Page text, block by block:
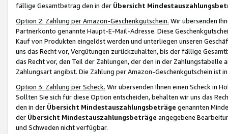
fällige Gesamtbetrag den in der Übersicht
Option 2: Zahlung per Amazon-Geschenkgutschein. Wir übersenden
Partnerkonto genannte Haupt-E-Mail-Adresse. Diese
Kauf von Produkten eingelöst werden und unterliegen unseren
uns das Recht vor, Vergütungen zurückzuhalten, bis der fällige
das Recht vor, den Teil der Zahlungen, der den in der
Zahlungsart angibst. Die Zahlung per Amazon-Geschenkgutschein ist
Option 3: Zahlung per Scheck. Wir übersenden Ihnen einen Scheck in
Sollten Sie sich für diese Option entscheiden, behalten wir uns das
den in der Übersicht Mindestauszahlungsbeträge genannten
der Übersicht Mindestauszahlungsbeträge angegebene
und Schweden nicht verfügbar.